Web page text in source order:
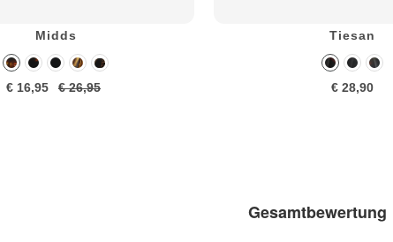
Midds
€ 16,95 € 26,95
Tiesan
€ 28,90
Gesamtbewertung